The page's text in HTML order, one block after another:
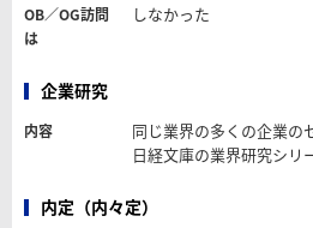
OB／OG訪問
は
しなかった
企業研究
内容
同じ業界の多くの企業の
日経文庫の業界研究シリ
内定（内々定）